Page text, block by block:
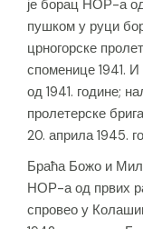
је борац НОР-а од
пушком у руци
црногорске
споменице 1941.
од 1941. године;
пролетерске
20. априла 1945.
Браћа Божо и
НОР-а од првих
спровео у